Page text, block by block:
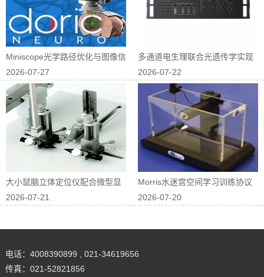
Miniscope光学路径优化与图像信
噪...
2026-07-27
多通道电生理联合光遗传学实现
神经回路因果...
2026-07-22
大小鼠脑立体定位仪配合微型显
微镜进行在体...
2026-07-21
Morris水迷宫空间学习训练协议
优化
2026-07-20
电话：4008390899 , 021-34619656
传真：021-52821856